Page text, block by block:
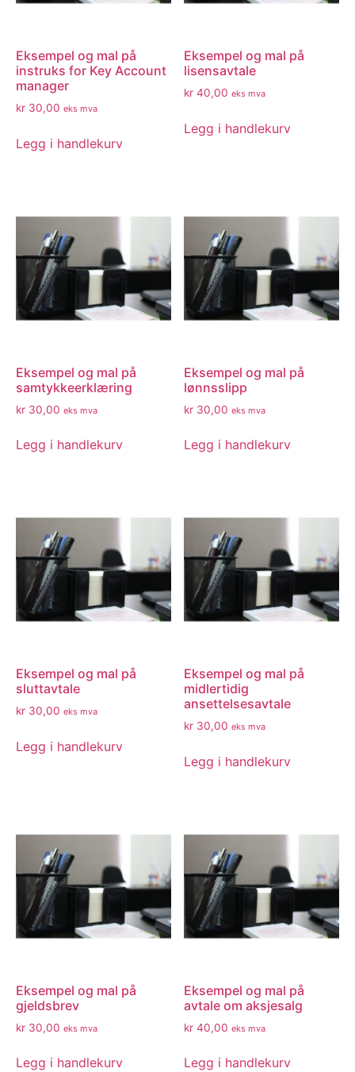
Eksempel og mal på
instruks for Key Account
manager
kr 30,00 eks mva
Legg i handlekurv
Eksempel og mal på
lisensavtale
kr 40,00 eks mva
Legg i handlekurv
Eksempel og mal på
samtykkeerklæring
kr 30,00 eks mva
Legg i handlekurv
Eksempel og mal på
lønnsslipp
kr 30,00 eks mva
Legg i handlekurv
Eksempel og mal på
sluttavtale
kr 30,00 eks mva
Legg i handlekurv
Eksempel og mal på
midlertidig
ansettelsesavtale
kr 30,00 eks mva
Legg i handlekurv
Eksempel og mal på
gjeldsbrev
kr 30,00 eks mva
Legg i handlekurv
Eksempel og mal på
avtale om aksjesalg
kr 40,00 eks mva
Legg i handlekurv